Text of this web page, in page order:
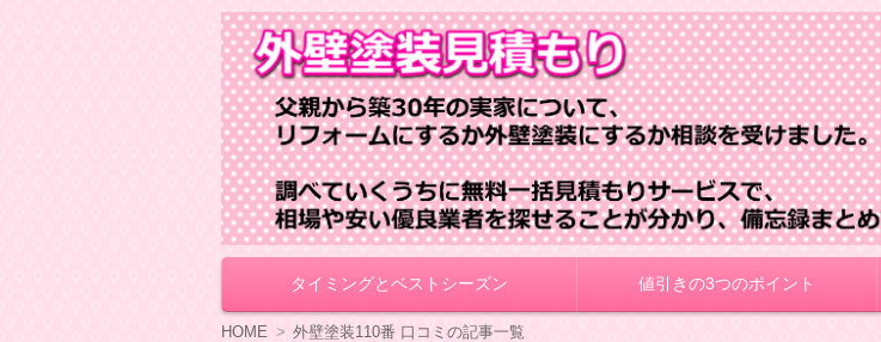
外壁塗装見積もり
ン
テ
タイミングとベストシーズン 値引きの3つのポイント
HOME 外壁塗装110番 口コミの記事一覧